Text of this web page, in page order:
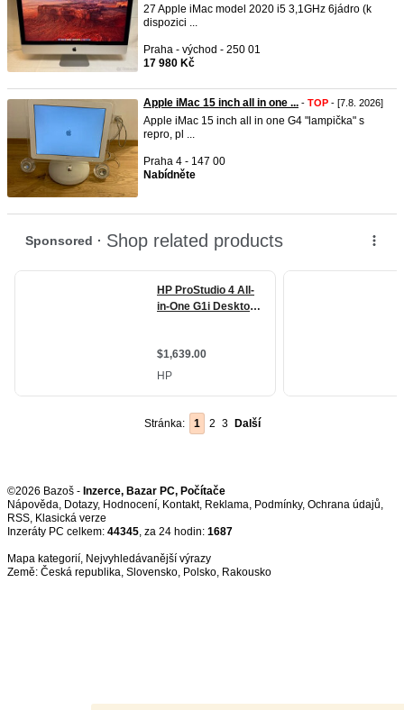
27 Apple iMac model 2020 i5 3,1GHz 6jádro (k
dispozici ...
Praha - východ - 250 01
17 980 Kč
Apple iMac 15 inch all in one ... - TOP - [7.8. 2026]
Apple iMac 15 inch all in one G4 "lampička" s
repro, pl ...
Praha 4 - 147 00
Nabídněte
Stránka: 1 2 3 Další
©2026 Bazoš - Inzerce, Bazar PC, Počítače
Nápověda, Dotazy, Hodnocení, Kontakt, Reklama, Podmínky, Ochrana údajů,
RSS,
Inzeráty PC celkem: 44345, za 24 hodin: 1687
Mapa kategorií, Nejvyhledávanější výrazy
Země: Česká republika, Slovensko, Polsko, Rakousko